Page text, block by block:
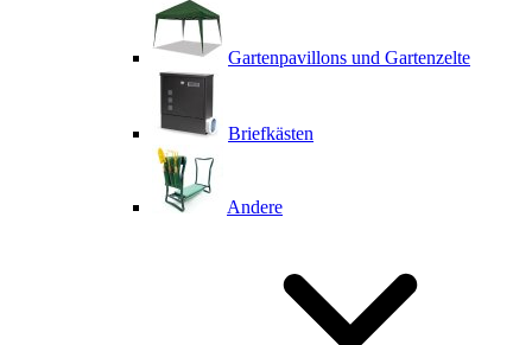
Gartenpavillons und Gartenzelte
Briefkästen
Andere